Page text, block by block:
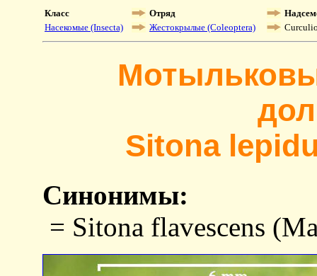
Класс Отряд
Насекомые (Insecta)
Жестокрылые (Coleoptera)
Sitona
Синонимы:
= Sitona flavescens